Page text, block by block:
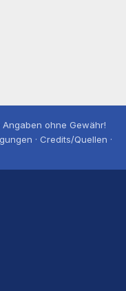
Angaben ohne Gewähr!
· Credits/Quellen ·